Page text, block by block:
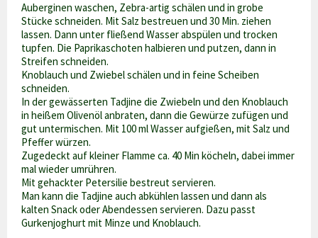
Auberginen waschen, Zebra-artig schälen und in grobe
Stücke schneiden. Mit Salz bestreuen und 30 Min. ziehen
lassen. Dann unter fließend Wasser abspülen und trocken
tupfen. Die Paprikaschoten halbieren und putzen, dann in
Streifen schneiden.
Knoblauch und Zwiebel schälen und in feine Scheiben
schneiden.
In der gewässerten Tadjine die Zwiebeln und den Knoblauch
in heißem Olivenöl anbraten, dann die Gewürze zufügen und
gut untermischen. Mit 100 ml Wasser aufgießen, mit Salz und
Pfeffer würzen.
Zugedeckt auf kleiner Flamme ca. 40 Min köcheln, dabei immer
mal wieder umrühren.
Mit gehackter Petersilie bestreut servieren.
Man kann die Tadjine auch abkühlen lassen und dann als
kalten Snack oder Abendessen servieren. Dazu passt
Gurkenjoghurt mit Minze und Knoblauch.